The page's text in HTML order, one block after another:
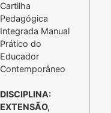
Cartilha
Pedagógica
Integrada Manual
Prático do
Educador
Contemporâneo
DISCIPLINA:
EXTENSÃO,